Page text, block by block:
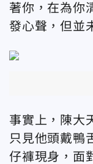
著你，在為你
發心聲，但並
事實上，陳大
只見他頭戴鴨
仔褲現身，面